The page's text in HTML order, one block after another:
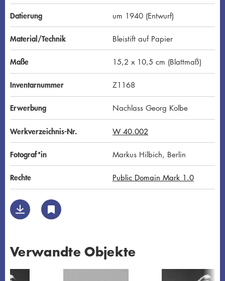
N
D
Datierung um 1940 (Entwurf)
Material/Technik Bleistift auf Papier
Maße 15,2 x 10,5 cm (Blattmaß)
Inventarnummer Z1168
Erwerbung Nachlass Georg Kolbe
Werkverzeichnis-Nr. W 40.002
Fotograf*in Markus Hilbich, Berlin
Rechte Public Domain Mark 1.0
Verwandte Objekte